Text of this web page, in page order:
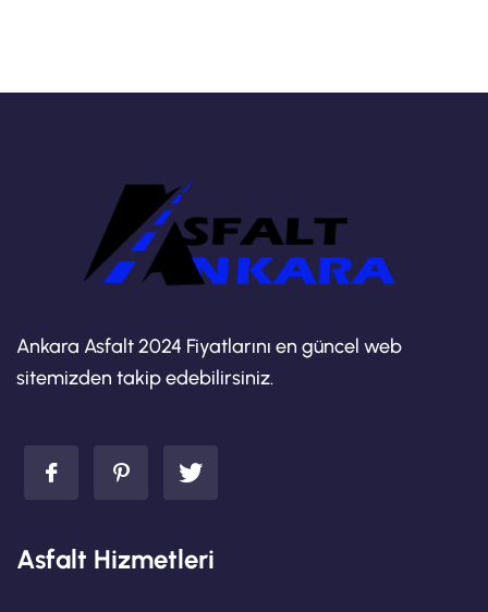
Ankara Asfalt 2024 Fiyatlarını en güncel web
sitemizden takip edebilirsiniz.
Asfalt Hizmetleri